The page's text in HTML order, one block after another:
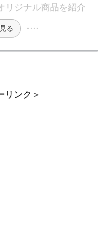
リジナル商品を紹介
る
リンク＞